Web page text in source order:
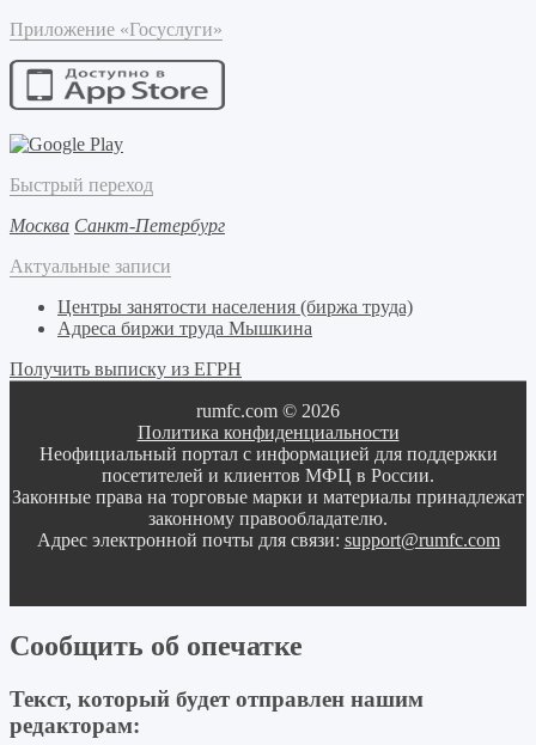
Приложение «Госуслуги»
Быстрый переход
Москва Санкт-Петербург
Актуальные записи
Центры занятости населения (биржа труда)
Адреса биржи труда Мышкина
Получить выписку из ЕГРН
rumfc.com © 2026
Политика конфиденциальности
Неофициальный портал с информацией для поддержки
посетителей и клиентов МФЦ в России.
Законные права на торговые марки и материалы принадлежат
законному правообладателю.
Адрес электронной почты для связи: support@rumfc.com
Сообщить об опечатке
Текст, который будет отправлен нашим
редакторам: